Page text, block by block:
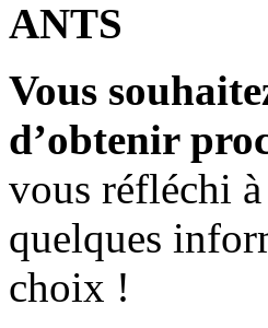
Vous
d’obtenir
vous réfléchi
quelques
choix !